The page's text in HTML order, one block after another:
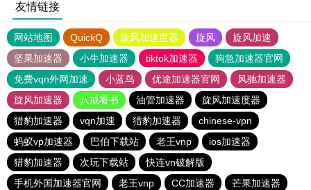
友情链接
网站地图 QuickQ 旋风加速度器 旋风
旋风加速
坚果加速器
小牛加速器 tiktok加速器
狗急加速器官网
免费vqn外网加速
小蓝鸟 优途加速器官网
风驰加速器
旋风加速器
八戒看书 油管加速器
旋风加速度器
猎豹加速器
vqn加速 猎豹加速器
chinese-vpn
蚂蚁vp加速器
巴伯下载站 老王vnp
ios加速器
猎豹加速器
次玩下载站
快连vn破解版
手机外国加速器官网
老王vnp CC加速器 芒果加速器